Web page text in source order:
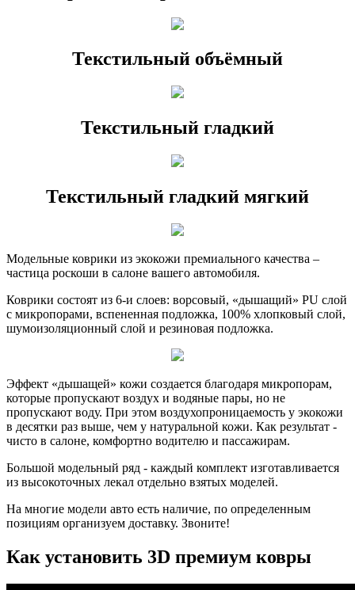
Текстильный объёмный
Текстильный гладкий
Текстильный гладкий мягкий
Модельные коврики из экокожи премиального качества –
частица роскоши в салоне вашего автомобиля.
Коврики состоят из 6-и слоев: ворсовый, «дышащий» PU слой
с микропорами, вспененная подложка, 100% хлопковый слой,
шумоизоляционный слой и резиновая подложка.
Эффект «дышащей» кожи создается благодаря микропорам,
которые пропускают воздух и водяные пары, но не
пропускают воду. При этом воздухопроницаемость у экокожи
в десятки раз выше, чем у натуральной кожи. Как результат -
чисто в салоне, комфортно водителю и пассажирам.
Большой модельный ряд - каждый комплект изготавливается
из высокоточных лекал отдельно взятых моделей.
На многие модели авто есть наличие, по определенным
позициям организуем доставку. Звоните!
Как установить 3D премиум ковры